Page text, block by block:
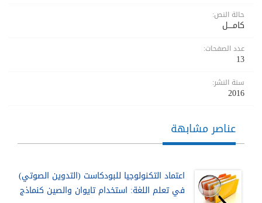
حالة النص:
كامــــل
عدد الصفحات:
13
سنة النشر:
2016
عناصر مشابهة
اعتماد التكنولوجيا للبودكاست (التدوين الصوتي)
في تعلم اللغة: استخدام تايوان والصين كنماذج